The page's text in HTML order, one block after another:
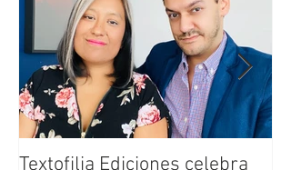
Textofilia Ediciones celebra